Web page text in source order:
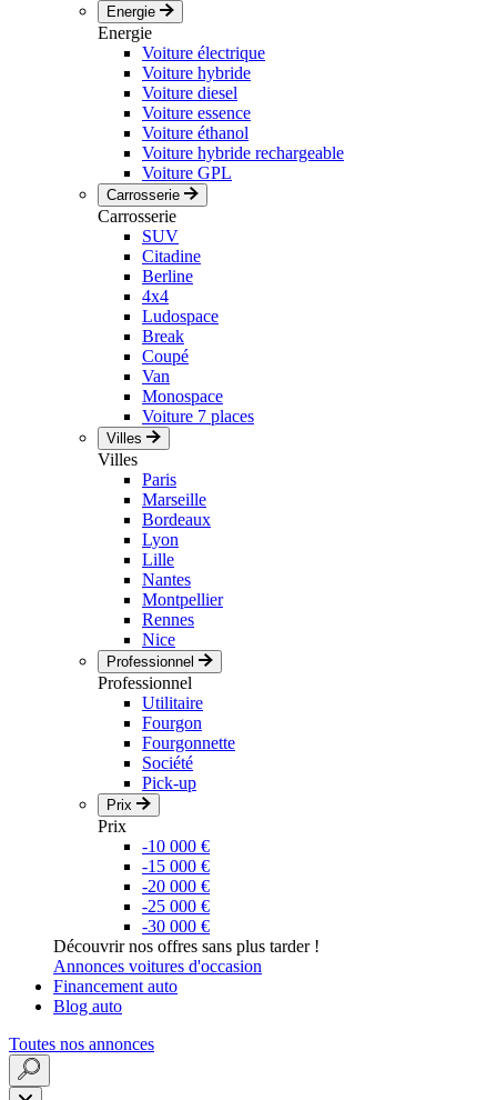
Energie
Energie
Voiture électrique
Voiture hybride
Voiture diesel
Voiture essence
Voiture éthanol
Voiture hybride rechargeable
Voiture GPL
Carrosserie
Carrosserie
SUV
Citadine
Berline
4x4
Ludospace
Break
Coupé
Van
Monospace
Voiture 7 places
Villes
Villes
Paris
Marseille
Bordeaux
Lyon
Lille
Nantes
Montpellier
Rennes
Nice
Professionnel
Professionnel
Utilitaire
Fourgon
Fourgonnette
Société
Pick-up
Prix
Prix
-10 000 €
-15 000 €
-20 000 €
-25 000 €
-30 000 €
Découvrir nos offres sans plus tarder !
Annonces voitures d'occasion
Financement auto
Blog auto
Toutes nos annonces